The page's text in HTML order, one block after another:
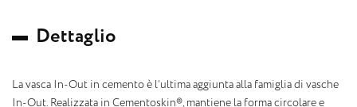
Dettaglio
La vasca In-Out in cemento è l’ultima aggiunta alla famiglia di vasche
In-Out. Realizzata in Cementoskin®, mantiene la forma circolare e